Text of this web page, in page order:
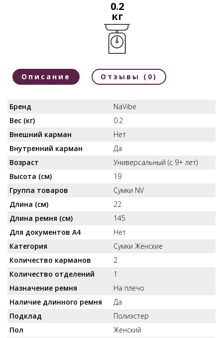
0.2
кг
Описание Отзывы (0)
Бренд
NaVibe
Вес (кг)
0.2
Внешний карман
Нет
Внутренний карман
Да
Возраст
Универсальный (с 9+ лет)
Высота (см)
19
Группа товаров
Сумки NV
Длина (см)
22
Длина ремня (см)
145
Для документов А4
Нет
Категория
Сумки Женские
Количество карманов
2
Количество отделений
1
Назначение ремня
На плечо
Наличие длинного ремня
Да
Подклад
Полиэстер
Пол
Женский